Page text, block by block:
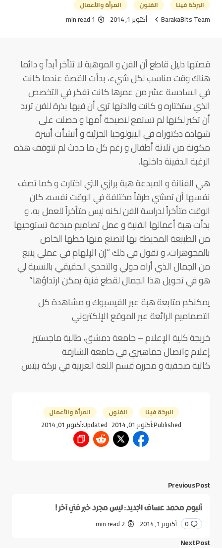
البركة فينا الفنون المرأة والأعمال
BarakaBits Team أكتوبر 1, 2014 1 min read
قصتها دليل قاطع أن الفن و الموهبة لا تتأخر أبداً و دائما
هناك وقت مناسب لكل شيء، بدأت القصة عندما كانت
في السادسة عشر من عمرها كانت تفكر في التخصص
الذي ستختاره و كانت والدتها ترى أن فيها بذرة للفن تريد
أن تكبر لكنها لم تستمع لنصيحة أمها و حصلت على
شهادة دكتوراه في البيولوجيا الجزئية و أنشأت أسرة
مكونة من ثلاثة أطفال و رغم كل ما حدث لم تتوقف هذه
الرغبة الدفينة داخلها.
هي الفنانة و المبدعة هبة برازي التي اختارت و كما تصف
نفسها أن تمشي طرقاً مختلفة في الوقت نفسه، كان
الوقت متأخراً لدراسة الفن لكنه ليس متأخراً للعمل به، و
بدأت هبة أعمالها الفنية و عمل تصاميم مبدعة تستوحيها
من الطبيعة المحيطة بها لتصنع منها خطها الخاص
بالمجوهرات، و تقول في ذلك “إن الإلهام في عملي ينبع
من الجمال الذي أراه حولي والتحدي الحقيقي بالنسبة لي
هو في تحويل هذا الجمال لقطع فنية يمكن ارتداؤها”
يمكنكم متابعة هبة عبر الفيسبوك و مشاهدة كل
التصماميم الرائعة عبر الموقع الإلكتروني
خريجة كلية الإعلام – جامعة دمشق، طالبة ماجستير
إعلام واتصال جماهيري في جامعة الشارقة
كاتبة صحفية و محررة قسم اللغة العربية في بركة بيتس
البركة فينا الفنون المرأة والأعمال
Published:أكتوبر 01, 2014 Updated:أكتوبر 01, 2014
Previous Post
ألبوم محمد عساف الجديد: ليس مجرد خبر فني آخر !
0 أكتوبر 1, 2014 2 min read
Next Post